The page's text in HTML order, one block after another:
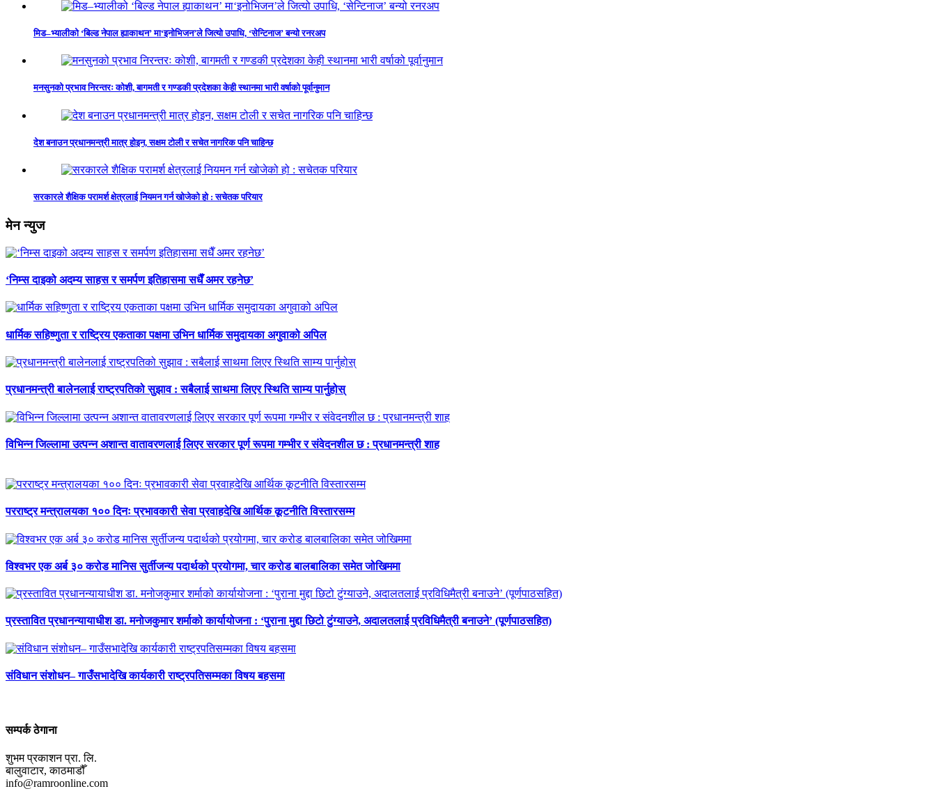
मिड–भ्यालीको ‘बिल्ड नेपाल ह्याकाथन’ मा‘इनोभिजन’ले जित्यो उपाधि, ‘सेन्टिनाज’ बन्यो रनरअप
मनसुनको प्रभाव निरन्तरः कोशी, बागमती र गण्डकी प्रदेशका केही स्थानमा भारी वर्षाको पूर्वानुमान
देश बनाउन प्रधानमन्त्री मात्र होइन, सक्षम टोली र सचेत नागरिक पनि चाहिन्छ
सरकारले शैक्षिक परामर्श क्षेत्रलाई नियमन गर्न खोजेको हो : सचेतक परियार
मेन न्युज
‘निम्स दाइको अदम्य साहस र समर्पण इतिहासमा सधैँ अमर रहनेछ’
धार्मिक सहिष्णुता र राष्ट्रिय एकताका पक्षमा उभिन धार्मिक समुदायका अगुवाको अपिल
प्रधानमन्त्री बालेनलाई राष्ट्रपतिको सुझाव : सबैलाई साथमा लिएर स्थिति साम्य पार्नुहोस्
विभिन्न जिल्लामा उत्पन्न अशान्त वातावरणलाई लिएर सरकार पूर्ण रूपमा गम्भीर र संवेदनशील छ : प्रधानमन्त्री शाह
परराष्ट्र मन्त्रालयका १०० दिनः प्रभावकारी सेवा प्रवाहदेखि आर्थिक कूटनीति विस्तारसम्म
विश्वभर एक अर्ब ३० करोड मानिस सुर्तीजन्य पदार्थको प्रयोगमा, चार करोड बालबालिका समेत जोखिममा
प्रस्तावित प्रधानन्यायाधीश डा. मनोजकुमार शर्माको कार्यायोजना : ‘पुराना मुद्दा छिटो टुंग्याउने, अदालतलाई प्रविधिमैत्री बनाउने’ (पूर्णपाठसहित)
संविधान संशोधन– गाउँसभादेखि कार्यकारी राष्ट्रपतिसम्मका विषय बहसमा
सम्पर्क ठेगाना
शुभम प्रकाशन प्रा. लि.
बालुवाटार, काठमाडौँ
info@ramroonline.com